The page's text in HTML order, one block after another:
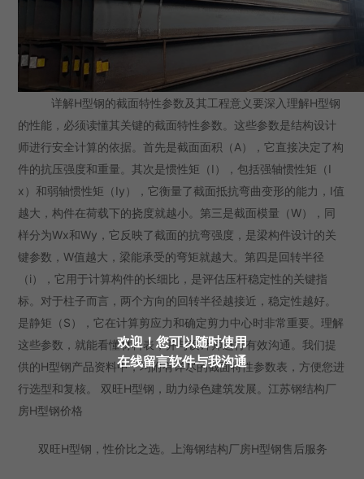
详解H型钢的截面特性参数及其工程意义要深入理解H型钢
的性能，必须读懂其关键的截面特性参数。这些参数是结构设计
师进行安全计算的依据。首先是截面面积（A），它直接决定了构
件的抗压强度和重量。其次是惯性矩（I），包括强轴惯性矩（I
x）和弱轴惯性矩（Iy），它衡量了截面抵抗弯曲变形的能力，I值
越大，构件在荷载下的挠度就越小。第三是截面模量（W），同
样分为Wx和Wy，它反映了截面的抗弯强度，是梁构件设计的关
键参数，W值越大，梁能承受的弯矩就越大。第四是回转半径
（i），它用于计算构件的长细比，是评估压杆稳定性的关键指
标。对于柱子而言，两个方向的回转半径越接近，稳定性越好。
是静矩（S），它在计算剪应力和确定剪力中心时非常重要。理解
这些参数，就能看懂材料表，并与设计师进行有效沟通。我们提
供的H型钢产品资料中，均附有详尽的截面特性参数表，方便您进
行选型和复核。 双旺H型钢，助力绿色建筑发展。江苏钢结构厂
房H型钢价格
双旺H型钢，性价比之选。上海钢结构厂房H型钢售后服务
欢迎！您可以随时使用
在线留言软件与我沟通